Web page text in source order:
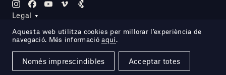
Legal
Site by DOMO—A
Aquesta web utilitza cookies per millorar l’experiència de
navegació. Més informacióaquí.
Només imprescindibles Acceptar totes